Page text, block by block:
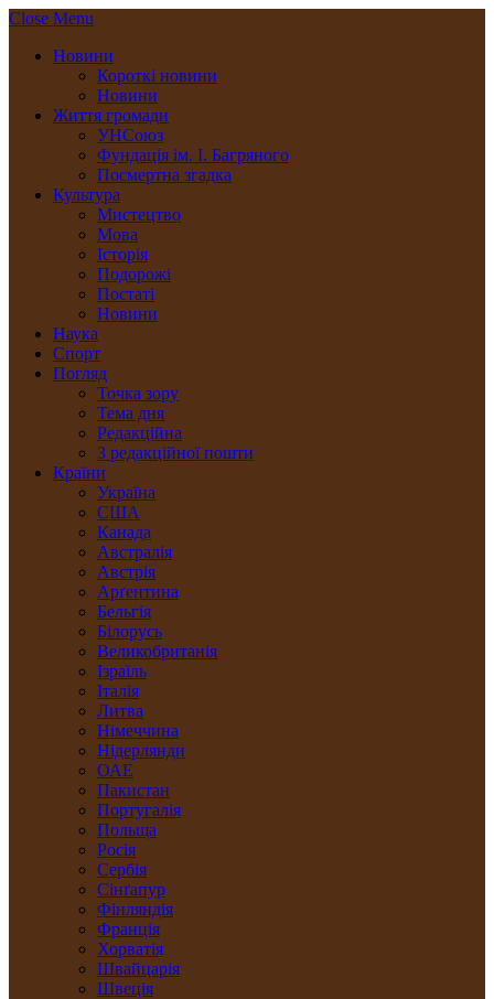
Close Menu
Новини
Короткі новини
Новини
Життя громади
УНСоюз
Фундація ім. І. Багряного
Посмертна згадка
Культура
Мистецтво
Мова
Історія
Подорожі
Постаті
Новини
Наука
Спорт
Погляд
Точка зору
Тема дня
Редакційна
З редакційної пошти
Країни
Україна
США
Канада
Австралія
Австрія
Арґентина
Бельгія
Білорусь
Великобританія
Ізраїль
Італія
Литва
Німеччина
Нідерлянди
ОАЕ
Пакистан
Португалія
Польща
Росія
Сербія
Сінґапур
Фінляндія
Франція
Хорватія
Швайцарія
Швеція